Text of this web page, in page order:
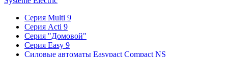
Серия Multi 9
Серия Acti 9
Серия "Домовой"
Серия Easy 9
Силовые автоматы Easypact Compact NS